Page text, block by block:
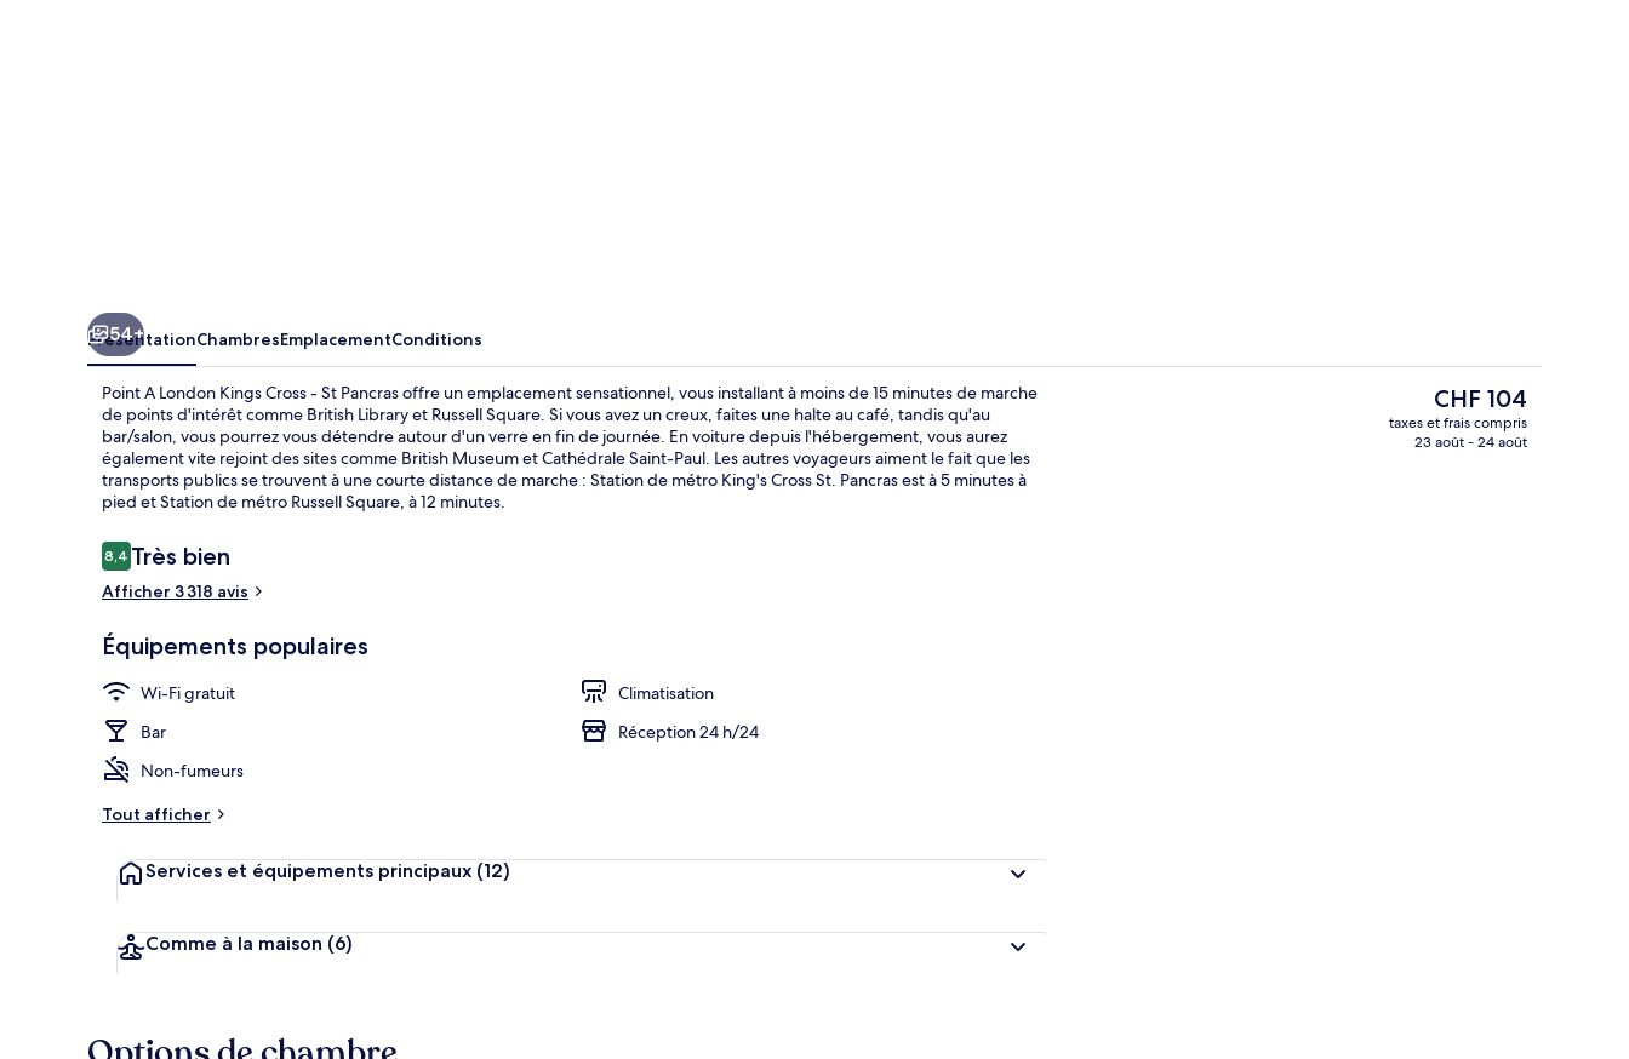
Hall
54+
PrésentationChambresEmplacementConditions
Point A London Kings Cross - St Pancras offre un emplacement sensationnel, vous installant à moins de 15 minutes de marche
de points d'intérêt comme British Library et Russell Square. Si vous avez un creux, faites une halte au café, tandis qu'au
bar/salon, vous pourrez vous détendre autour d'un verre en fin de journée. En voiture depuis l'hébergement, vous aurez
également vite rejoint des sites comme British Museum et Cathédrale Saint-Paul. Les autres voyageurs aiment le fait que les
transports publics se trouvent à une courte distance de marche : Station de métro King's Cross St. Pancras est à 5 minutes à
pied et Station de métro Russell Square, à 12 minutes.
Avis
voyageurs
8,48,4 sur 10
Très bien
Afficher 3 318 avis
Équipements populaires
Wi-Fi gratuit
Climatisation
Bar
Réception 24 h/24
Non-fumeurs
Tout afficher
Services et équipements principaux (12)
Comme à la maison (6)
Le
prix
actuel
CHF 104
taxes et frais compris
23 août - 24 août